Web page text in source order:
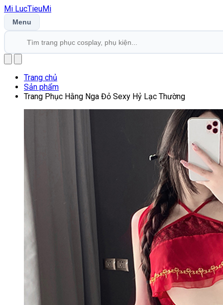
Mi LucTieuMi
Menu
Trang chủ
Sản phẩm
Trang Phục Hằng Nga Đỏ Sexy Hỷ Lạc Thường